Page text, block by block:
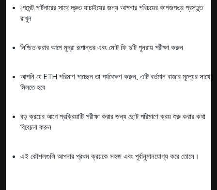
পেমেন্ট পার্টনারের সাথে দ্রুত যাচাইয়ের জন্য আপনার পরিচয়ের কাগজপত্র প্রস্তুত
রাখুন
নিশ্চিত করার আগে মুদ্রা রূপান্তর এবং মোট ফি দুটি পুনরায় পরীক্ষা করুন
আপনি যে ETH পরিমাণ পাচ্ছেন তা পর্যবেক্ষণ করুন, এটি বর্তমান বাজার মূল্যের সাথে
মিলতে হবে
বড় ক্রয়ের আগে প্রক্রিয়াটি পরীক্ষা করার জন্য ছোট পরিমাণে ক্রয় শুরু করার কথা
বিবেচনা করুন
এই কৌশলগুলি আপনার প্রথম ক্রয়কে সহজ এবং পূর্বানুমানযোগ্য করে তোলে।